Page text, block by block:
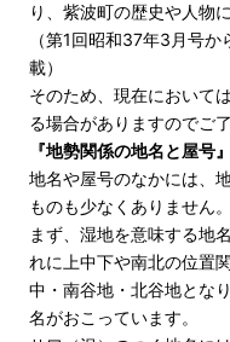
り、紫波町の歴史や人物
（第1回昭和37年3月号
載）
そのため、現在において
る場合がありますのでご
『地勢関係の地名と屋号
地名や屋号のなかには、
ものも少なくありません。
まず、湿地を意味する地
れに上中下や南北の位置
中・南谷地・北谷地とな
名がおこっています。